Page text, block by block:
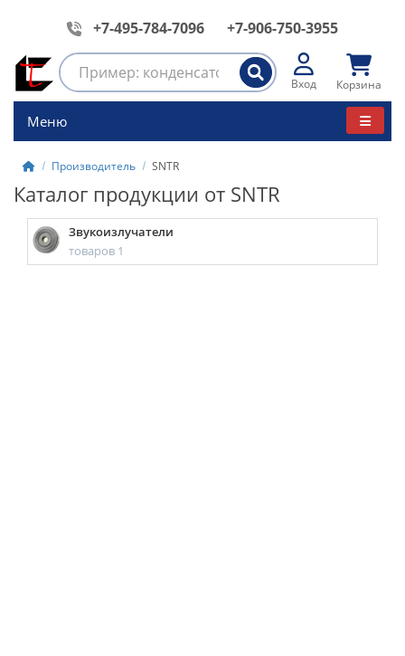
+7-495-784-7096 +7-906-750-3955
Вход Корзина
Меню
Производитель SNTR
Каталог продукции от SNTR
Звукоизлучатели
товаров 1